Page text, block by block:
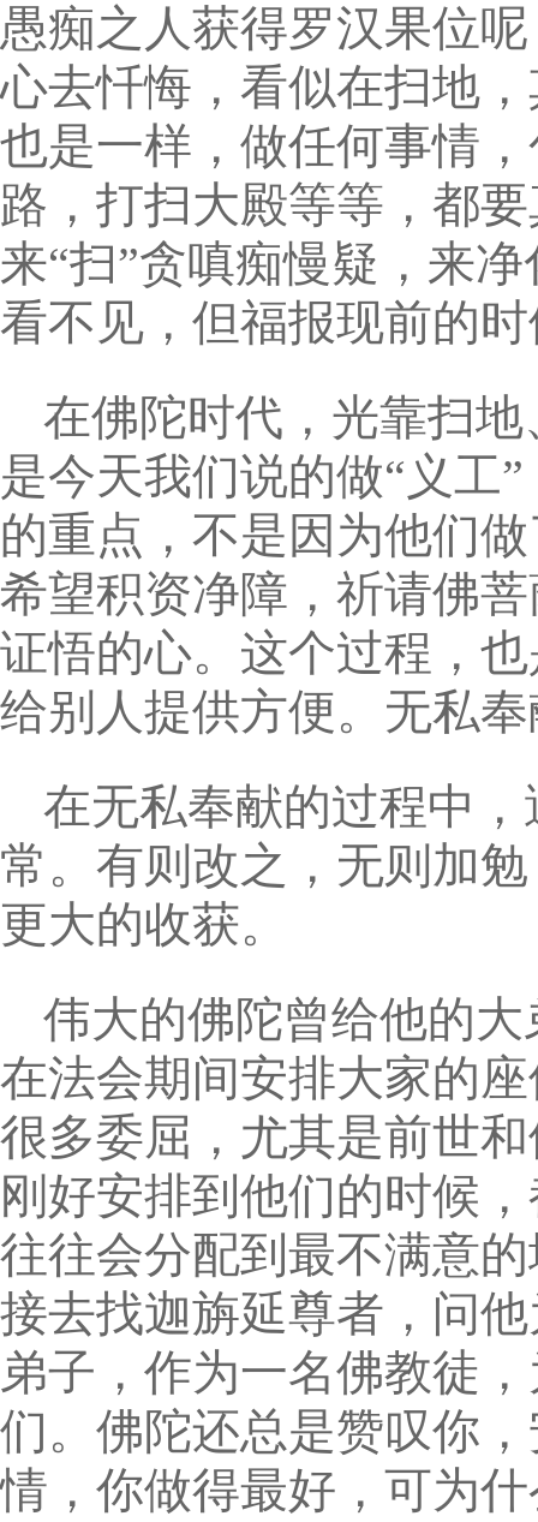
愚痴之人获得罗汉果位
心去忏悔，看似在扫地
也是一样，做任何事情
路，打扫大殿等等，都
来“扫”贪嗔痴慢疑，来
看不见，但福报现前的
在佛陀时代，光靠扫
是今天我们说的做“义工
的重点，不是因为他们
希望积资净障，祈请佛
证悟的心。这个过程，
给别人提供方便。无私
在无私奉献的过程中
常。有则改之，无则加
更大的收获。
伟大的佛陀曾给他的
在法会期间安排大家的
很多委屈，尤其是前世
刚好安排到他们的时候
往往会分配到最不满意
接去找迦旃延尊者，问
弟子，作为一名佛教徒
们。佛陀还总是赞叹你
情，你做得最好，可为